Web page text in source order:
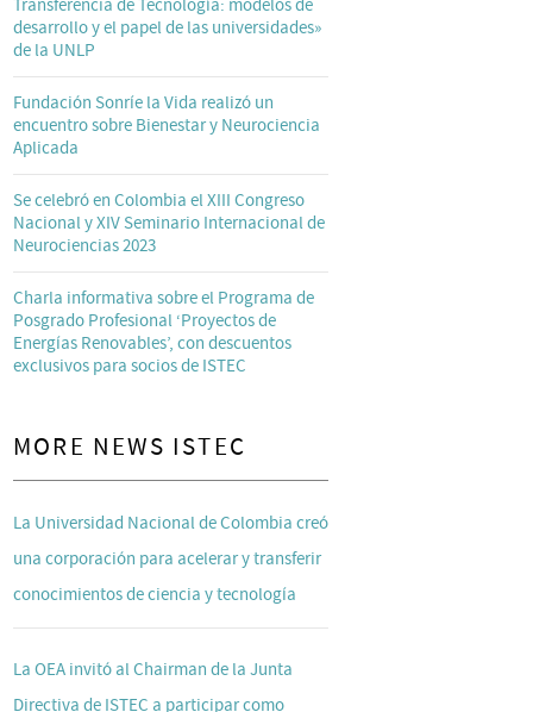
Transferencia de Tecnología: modelos de
desarrollo y el papel de las universidades»
de la UNLP
Fundación Sonríe la Vida realizó un
encuentro sobre Bienestar y Neurociencia
Aplicada
Se celebró en Colombia el XIII Congreso
Nacional y XIV Seminario Internacional de
Neurociencias 2023
Charla informativa sobre el Programa de
Posgrado Profesional ‘Proyectos de
Energías Renovables’, con descuentos
exclusivos para socios de ISTEC
MORE NEWS ISTEC
La Universidad Nacional de Colombia creó
una corporación para acelerar y transferir
conocimientos de ciencia y tecnología
La OEA invitó al Chairman de la Junta
Directiva de ISTEC a participar como